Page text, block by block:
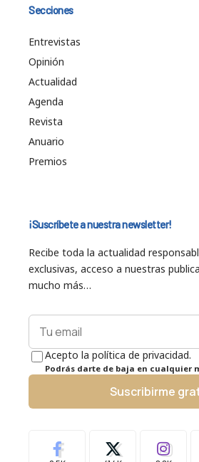
Secciones
Entrevistas
Opinión
Actualidad
Agenda
Revista
Anuario
Premios
¡Suscríbete a nuestra newsletter!
Recibe toda la actualidad
exclusivas, acceso a nuestras
mucho más…
Acepto la política de privacidad.
Podrás darte de baja en cualquier
Suscribirme